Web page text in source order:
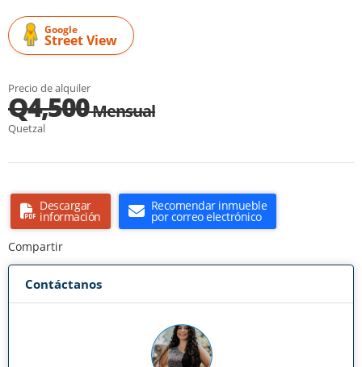
Google
Street View
Precio de alquiler
Q4,500Mensual
Quetzal
Descargar
información
Recomendar inmueble
por correo electrónico
Compartir
Contáctanos